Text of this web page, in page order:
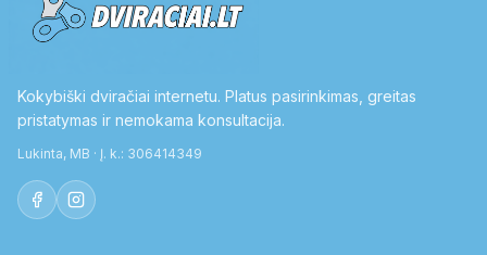
Kokybiški dviračiai internetu. Platus pasirinkimas, greitas
pristatymas ir nemokama konsultacija.
Lukinta, MB · Į. k.: 306414349